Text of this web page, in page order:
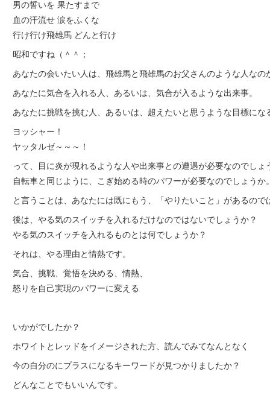
男の誓いを 果たすまで
血の汗流せ 涙をふくな
行け行け飛雄馬 どんと行け
昭和ですね（＾＾；
あなたの会いたい人は、飛雄馬と飛雄馬のお父さんのような人なの
あなたに気合を入れる人、あるいは、気合が入るような出来事。
あなたに挑戦を挑む人、あるいは、超えたいと思うような目標にな
ヨッシャー！
ヤッタルゼ～～～！
って、目に炎が現れるような人や出来事との遭遇が必要なのでしょ
自転車と同じように、こぎ始める時のパワーが必要なのでしょうか。
と言うことは、あなたには既にもう、「やりたいこと」があるので
後は、やる気のスイッチを入れるだけなのではないでしょうか？
やる気のスイッチを入れるものとは何でしょうか？
それは、やる理由と情熱です。
気合、挑戦、覚悟を決める、情熱、
怒りを自己実現のパワーに変える
いかがでしたか？
ホワイトとレッドをイメージされた方、読んでみてなんとなく
今の自分のにプラスになるキーワードが見つかりましたか？
どんなことでもいいんです。